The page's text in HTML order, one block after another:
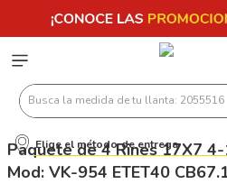
Busca la medida de tu llanta:
Elige el método de entrega
Paquete de 4 Rines 17X7 4-
Mod: VK-954 ETET40